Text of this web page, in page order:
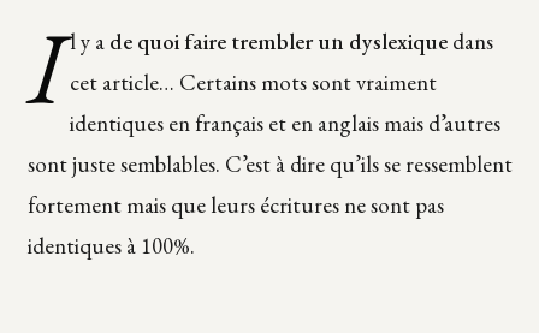
I l y a de quoi faire trembler un dyslexique dans
cet article… Certains mots sont vraiment
identiques en français et en anglais mais d’autres
sont juste semblables. C’est à dire qu’ils se ressemblent
fortement mais que leurs écritures ne sont pas
identiques à 100%.